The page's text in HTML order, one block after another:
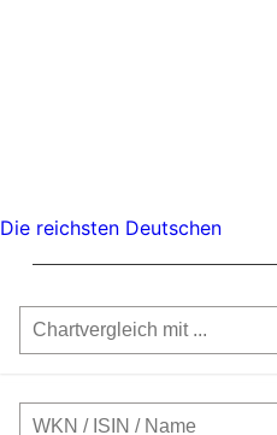
Die reichsten Deutschen